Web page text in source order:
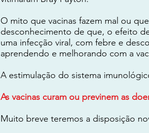
O mito que vacinas fazem mal ou
desconhecimento de que, o efeito
uma infecção viral, com febre e
aprendendo e melhorando com a
A estimulação do sistema
As vacinas curam ou previnem as
Muito breve teremos a disposição